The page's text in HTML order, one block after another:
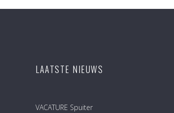
LAATSTE NIEUWS
VACATURE Spuiter